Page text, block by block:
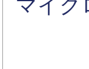
マイク